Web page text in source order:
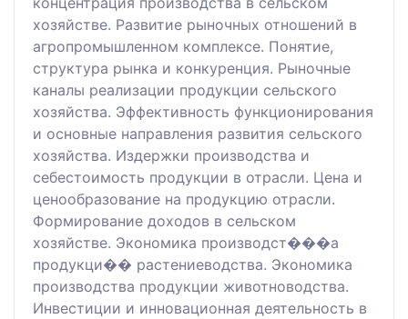
хозяйстве. Развитие рыночных отношений в
агропромышленном комплексе. Понятие,
структура рынка и конкуренция. Рыночные
каналы реализации продукции сельского
хозяйства. Эффективность функционирования
и основные направления развития сельского
хозяйства. Издержки производства и
себестоимость продукции в отрасли. Цена и
ценообразование на продукцию отрасли.
Формирование доходов в сельском
хозяйстве. Экономика производст���а
продукци�� растениеводства. Экономика
производства продукции животноводства.
Инвестиции и инновационная деятельность в